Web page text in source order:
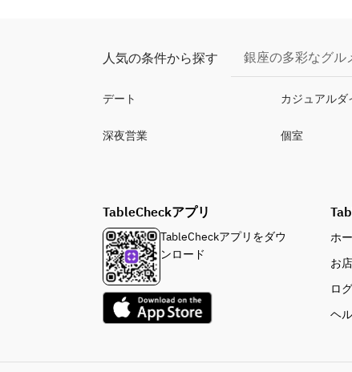
人気の条件から探す 銀座の多彩なグル
デート カジュアルダ
深夜営業 個室
TableCheckアプリ
TableCheckアプリをダウ
ンロード
ホ
お
ロ
ヘ